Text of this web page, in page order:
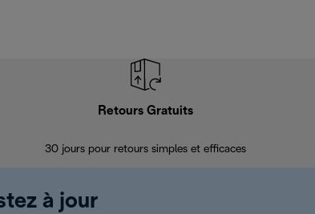
Retours Gratuits
30 jours pour retours simples et efficaces
à jour